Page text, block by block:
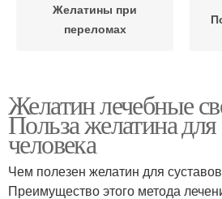
Желатины при
переломах
Желатин лечебные
Польза желатина
человека
Чем полезен желатин для
Преимущество этого метода